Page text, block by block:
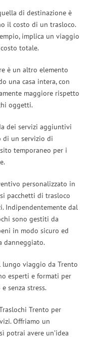
di destinazione è
il costo di un trasloco.
implica un viaggio
totale.
è un altro elemento
una casa intera, con
maggiore rispetto
oggetti.
dei servizi aggiuntivi
di un servizio di
temporaneo per i
personalizzato in
pacchetti di trasloco
Indipendentemente dal
sono gestiti da
in modo sicuro ed
danneggiato.
viaggio da Trento
esperti e formati per
senza stress.
Trento per
Offriamo un
potrai avere un’idea